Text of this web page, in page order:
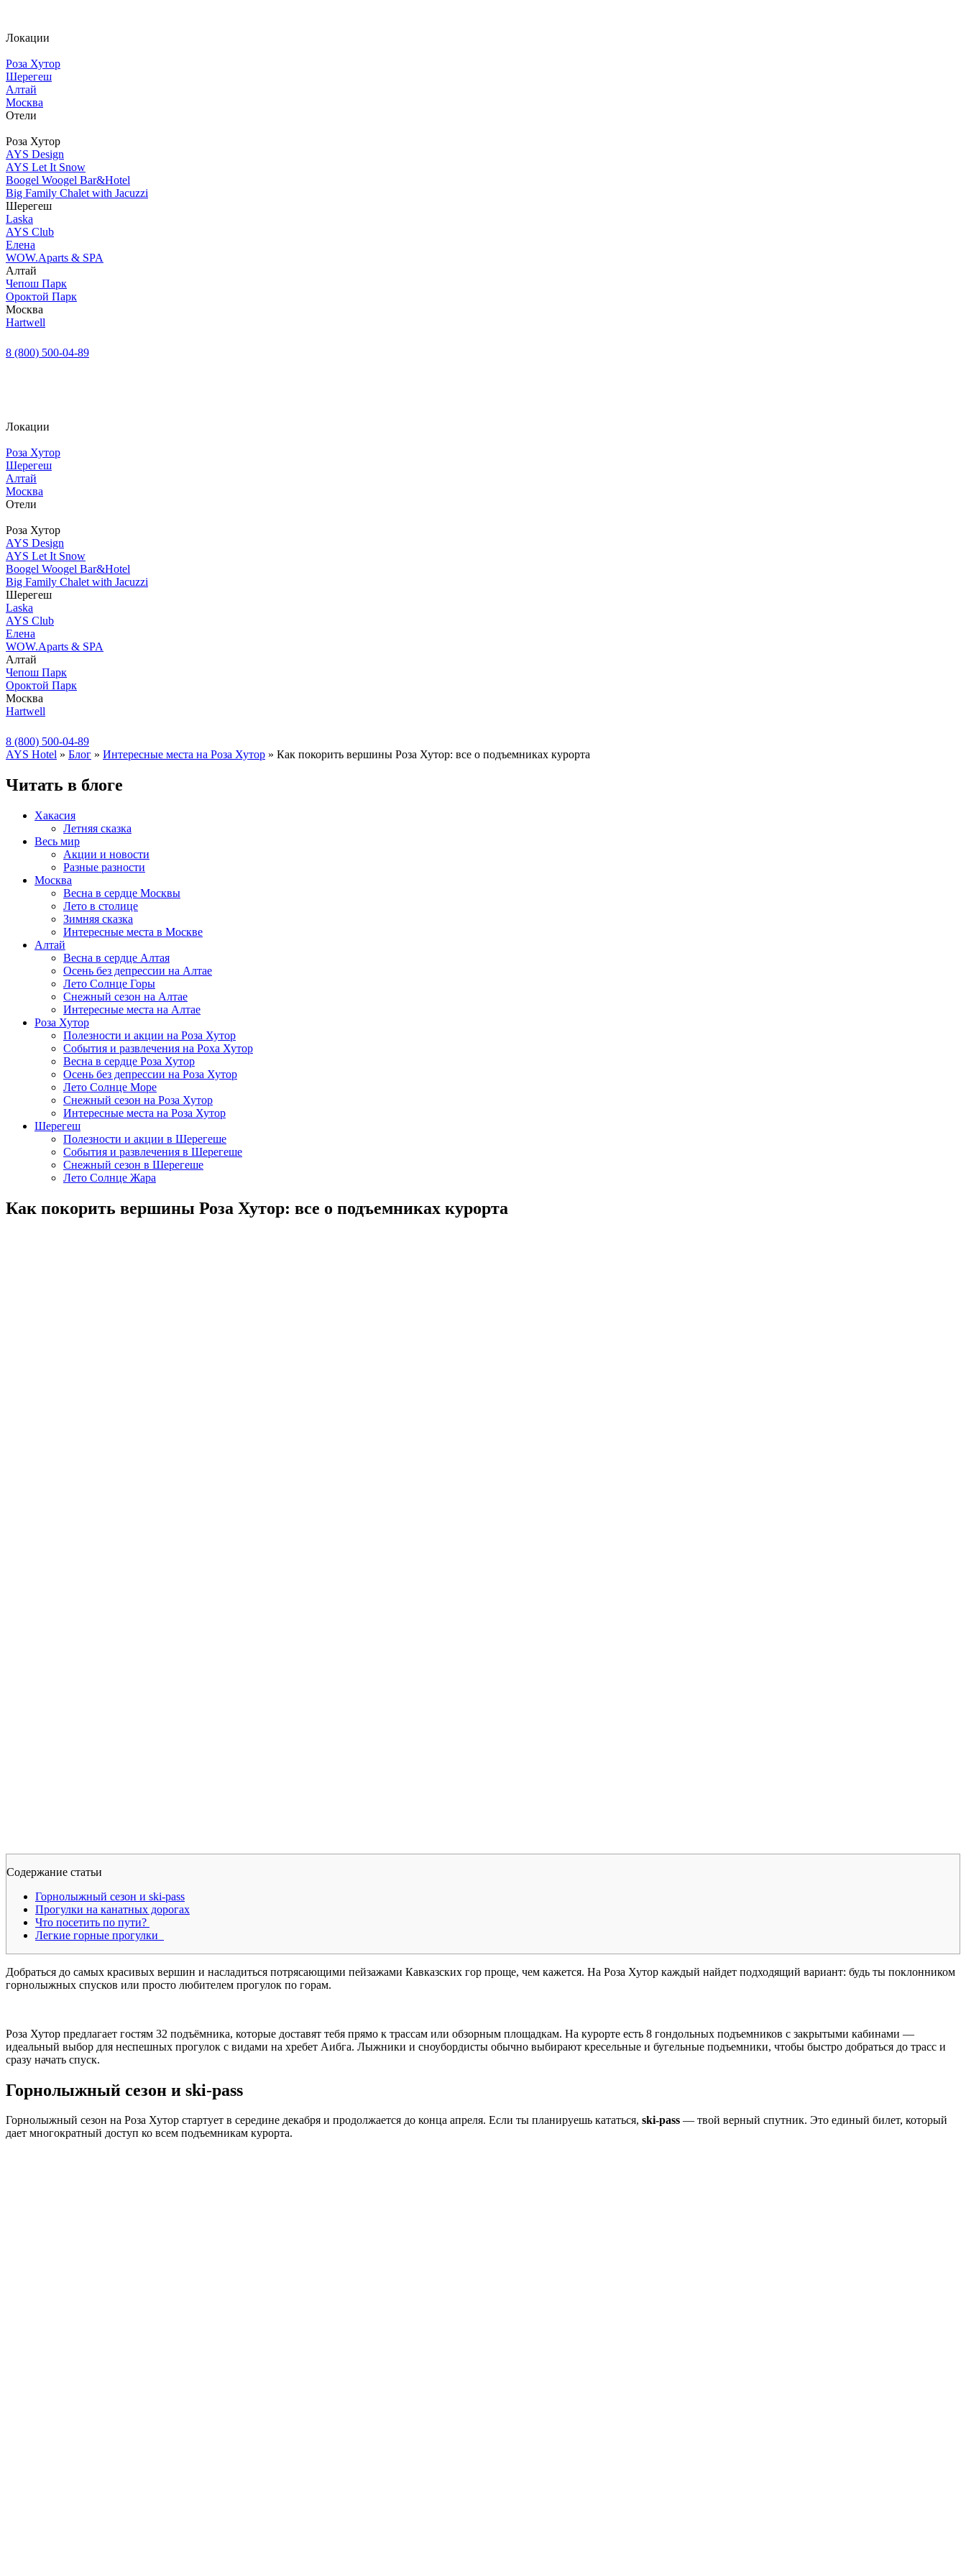
Локации
Роза Хутор
Шерегеш
Алтай
Москва
Отели
Роза Хутор
AYS Design
AYS Let It Snow
Boogel Woogel Bar&Hotel
Big Family Chalet with Jacuzzi
Шерегеш
Laska
AYS Club
Елена
WOW.Aparts & SPA
Алтай
Чепош Парк
Ороктой Парк
Москва
Hartwell
8 (800) 500-04-89
Локации
Роза Хутор
Шерегеш
Алтай
Москва
Отели
Роза Хутор
AYS Design
AYS Let It Snow
Boogel Woogel Bar&Hotel
Big Family Chalet with Jacuzzi
Шерегеш
Laska
AYS Club
Елена
WOW.Aparts & SPA
Алтай
Чепош Парк
Ороктой Парк
Москва
Hartwell
8 (800) 500-04-89
AYS Hotel » Блог » Интересные места на Роза Хутор » Как покорить вершины Роза Хутор: все о подъемниках курорта
Читать в блоге
Хакасия
Летняя сказка
Весь мир
Акции и новости
Разные разности
Москва
Весна в сердце Москвы
Лето в столице
Зимняя сказка
Интересные места в Москве
Алтай
Весна в сердце Алтая
Осень без депрессии на Алтае
Лето Солнце Горы
Снежный сезон на Алтае
Интересные места на Алтае
Роза Хутор
Полезности и акции на Роза Хутор
События и развлечения на Роха Хутор
Весна в сердце Роза Хутор
Осень без депрессии на Роза Хутор
Лето Солнце Море
Снежный сезон на Роза Хутор
Интересные места на Роза Хутор
Шерегеш
Полезности и акции в Шерегеше
События и развлечения в Шерегеше
Снежный сезон в Шерегеше
Лето Солнце Жара
Как покорить вершины Роза Хутор: все о подъемниках курорта
Содержание статьи
Горнолыжный сезон и ski-pass
Прогулки на канатных дорогах
Что посетить по пути?
Легкие горные прогулки
Добраться до самых красивых вершин и насладиться потрясающими пейзажами Кавказских гор проще, чем кажется. На Роза Хутор каждый найдет подходящий вариант: будь ты поклонником
горнолыжных спусков или просто любителем прогулок по горам.
Роза Хутор предлагает гостям 32 подъёмника, которые доставят тебя прямо к трассам или обзорным площадкам. На курорте есть 8 гондольных подъемников с закрытыми кабинами —
идеальный выбор для неспешных прогулок с видами на хребет Аибга. Лыжники и сноубордисты обычно выбирают кресельные и бугельные подъемники, чтобы быстро добраться до трасс и
сразу начать спуск.
Горнолыжный сезон и ski-pass
Горнолыжный сезон на Роза Хутор стартует в середине декабря и продолжается до конца апреля. Если ты планируешь кататься, ski-pass — твой верный спутник. Это единый билет, который
дает многократный доступ ко всем подъемникам курорта.